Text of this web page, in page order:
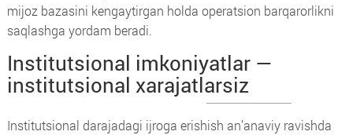
mijoz bazasini kengaytirgan holda operatsion barqarorlikni
saqlashga yordam beradi.
Institutsional imkoniyatlar —
institutsional xarajatlarsiz
Institutsional darajadagi ijroga erishish an’anaviy ravishda